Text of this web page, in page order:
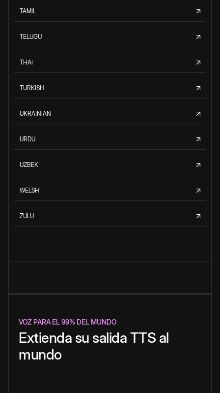
TAMIL
TELUGU
THAI
TURKISH
UKRAINIAN
URDU
UZBEK
WELSH
ZULU
VOZ PARA EL 99% DEL MUNDO
Extienda su salida TTS al
mundo